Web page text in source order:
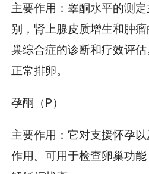
主要作用：睾酮水平的测
别，肾上腺皮质增生和肿
巢综合症的诊断和疗效评
正常排卵。
孕酮（P）
主要作用：它对支援怀孕
作用。可用于检查卵巢功